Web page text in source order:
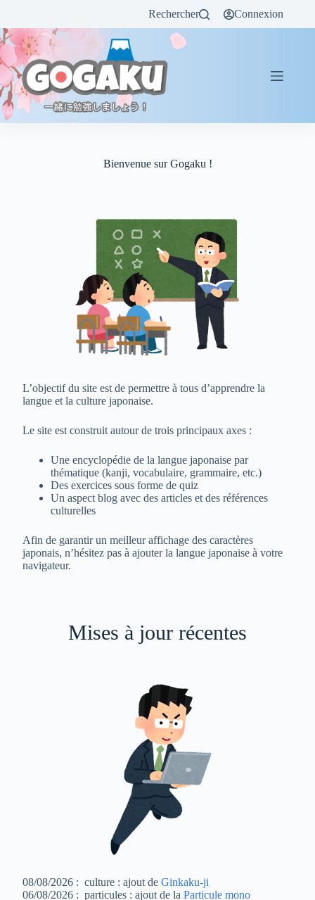
Rechercher Connexion
Bienvenue sur Gogaku !
L’objectif du site est de permettre à tous d’apprendre la
langue et la culture japonaise.
Le site est construit autour de trois principaux axes :
Une encyclopédie de la langue japonaise par
thématique (kanji, vocabulaire, grammaire, etc.)
Des exercices sous forme de quiz
Un aspect blog avec des articles et des références
culturelles
Afin de garantir un meilleur affichage des caractères
japonais, n’hésitez pas à ajouter la langue japonaise à votre
navigateur.
Mises à jour récentes
08/08/2026 : culture : ajout deGinkaku-ji
06/08/2026 : particules : ajout de laParticule mono